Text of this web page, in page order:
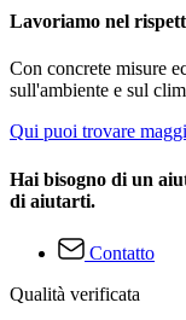
Lavoriamo nel
Con concrete misure
sull'ambiente e sul
Qui puoi trovare
Hai bisogno di un
di aiutarti.
Contatto
Qualità verificata